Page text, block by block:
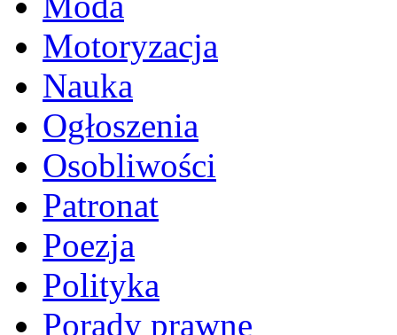
Motoryzacja
Nauka
Ogłoszenia
Osobliwości
Patronat
Poezja
Polityka
Porady prawne